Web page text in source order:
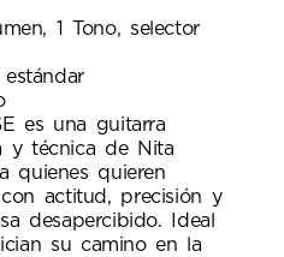
1 Tono, selector
estándar
es una guitarra
y técnica de Nita
quienes quieren
actitud, precisión y
desapercibido. Ideal
su camino en la